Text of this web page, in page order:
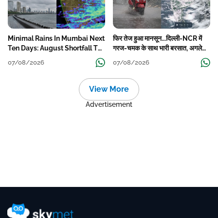
Minimal Rains In Mumbai Next
Ten Days: August Shortfall To
07/08/2026
फिर तेज हुआ मानसून...दिल्ली-NCR में
गरज-चमक के साथ भारी बरसात, अगले
07/08/2026
View More
Advertisement